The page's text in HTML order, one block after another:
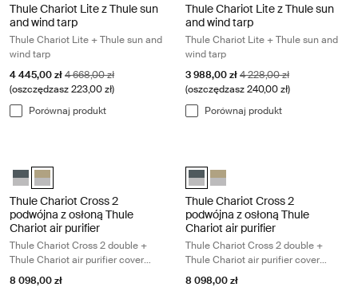
Thule Chariot Lite z Thule sun
and wind tarp
Thule Chariot Lite + Thule sun and
wind tarp
Cena promocyjna
4 445,00 złOryginalna cena
4 668,00 zł
(oszczędzasz 223,00 zł)
Porównaj produkt
Thule Chariot Lite z Thule sun
and wind tarp
Thule Chariot Lite + Thule sun and
wind tarp
Cena promocyjna
3 988,00 złOryginalna cena
4 228,00 zł
(oszczędzasz 240,00 zł)
Porównaj produkt
Thule Chariot Cross 2 podwójna z osłoną Thule Chariot air purifier
Thule Chariot Cross 2 podwójna z osłoną Thule Chariot air
Thule Chariot Cross 2
podwójna z osłoną Thule
Chariot air purifier
Thule Chariot Cross 2 double +
Thule Chariot air purifier cover
double
8 098,00 zł
Thule Chariot Cross 2 podwójna
Thule Chariot Cross 2
Thule Chariot Cross 2
podwójna z osłoną Thule
Chariot air purifier
Thule Chariot Cross 2 double +
Thule Chariot air purifier cover
double
8 098,00 zł